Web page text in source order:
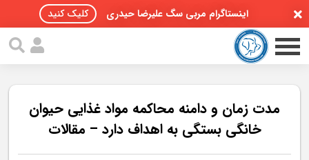
اینستاگرام مربی سگ علیرضا حیدری کلیک کنید
صفحه اصلی
مدت زمان و دامنه محاکمه مواد غذایی حیوان
خانگی بستگی به اهداف دارد – مقالات